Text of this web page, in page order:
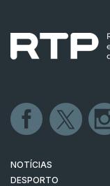
NOTÍCIAS
DESPORTO